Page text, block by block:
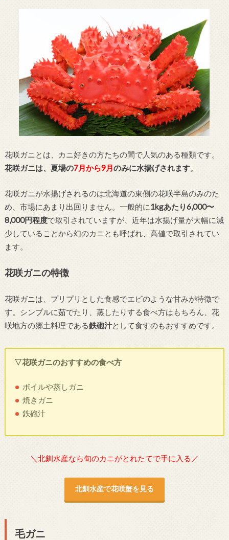
花咲ガニとは、カニ好きの方たちの間で人気のある種類です。
花咲ガニは、夏場の7月から9月のみに水揚げされます。
花咲ガニが水揚げされるのは北海道の東側の花咲半島のみのた
め、市場にあまり出回りません。一般的に1kgあたり6,000〜
8,000円程度で取引されていますが、近年は水揚げ量が大幅に減
少していることから幻のカニとも呼ばれ、高値で取引されてい
ます。
花咲ガニの特徴
花咲ガニは、プリプリとした食感でエビのような甘みが特徴で
す。シンプルに茹でたり、蒸したりする食べ方はもちろん、花
咲地方の郷土料理である鉄砲汁として食すのもおすすめです。
▽花咲ガニのおすすめの食べ方
ボイルや蒸しガニ
焼きガニ
鉄砲汁
＼北釧水産なら旬のカニがとれたてで手に入る／
北釧水産で花咲蟹を見る
毛ガニ